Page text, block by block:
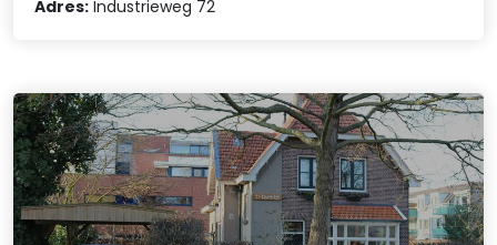
Adres: Industrieweg 72